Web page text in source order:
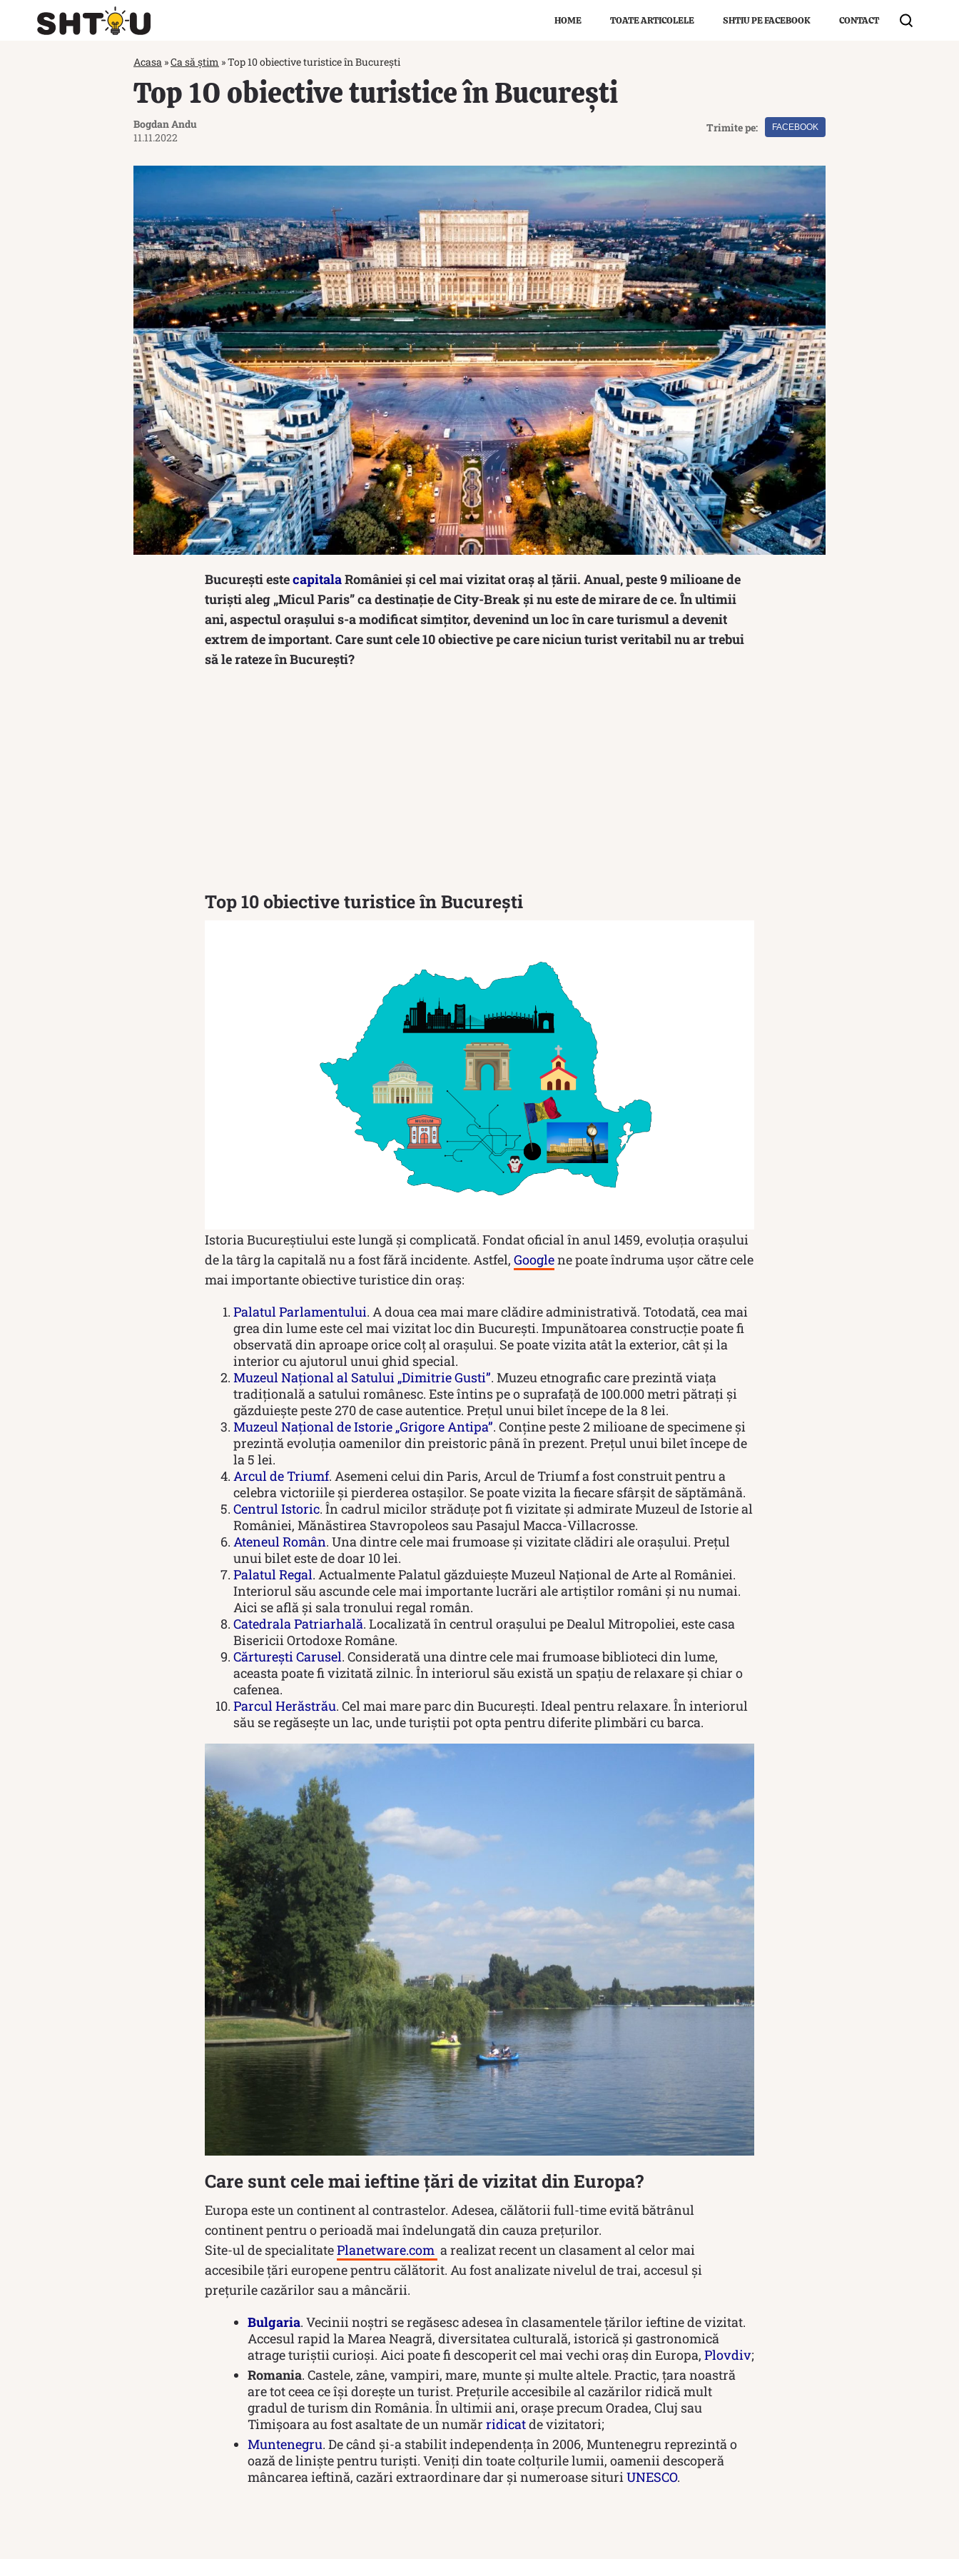
HOME TOATE ARTICOLELE SHTIU PE FACEBOOK CONTACT
Acasa »Ca să știm »Top 10 obiective turistice în București
Top 10 obiective turistice în București
Bogdan Andu
11.11.2022
Trimite pe: FACEBOOK
București estecapitalaRomâniei și cel mai vizitat oraș al țării. Anual, peste 9 milioane de
turiști aleg „Micul Paris” ca destinație de City-Break și nu este de mirare de ce. În ultimii
ani, aspectul orașului s-a modificat simțitor, devenind un loc în care turismul a devenit
extrem de important. Care sunt cele 10 obiective pe care niciun turist veritabil nu ar trebui
să le rateze în București?
Top 10 obiective turistice în București
Istoria Bucureștiului este lungă și complicată. Fondat oficial în anul 1459, evoluția orașului
de la târg la capitală nu a fost fără incidente. Astfel, Googlene poate îndruma ușor către cele
mai importante obiective turistice din oraș:
Palatul Parlamentului. A doua cea mai mare clădire administrativă. Totodată, cea mai
grea din lume este cel mai vizitat loc din București. Impunătoarea construcție poate fi
observată din aproape orice colț al orașului. Se poate vizita atât la exterior, cât și la
interior cu ajutorul unui ghid special.
Muzeul Național al Satului „Dimitrie Gusti”. Muzeu etnografic care prezintă viața
tradițională a satului românesc. Este întins pe o suprafață de 100.000 metri pătrați și
găzduiește peste 270 de case autentice. Prețul unui bilet începe de la 8 lei.
Muzeul Național de Istorie „Grigore Antipa”. Conține peste 2 milioane de specimene și
prezintă evoluția oamenilor din preistoric până în prezent. Prețul unui bilet începe de
la 5 lei.
Arcul de Triumf. Asemeni celui din Paris, Arcul de Triumf a fost construit pentru a
celebra victoriile și pierderea ostașilor. Se poate vizita la fiecare sfârșit de săptămână.
Centrul Istoric. În cadrul micilor străduțe pot fi vizitate și admirate Muzeul de Istorie al
României, Mănăstirea Stavropoleos sau Pasajul Macca-Villacrosse.
Ateneul Român. Una dintre cele mai frumoase și vizitate clădiri ale orașului. Prețul
unui bilet este de doar 10 lei.
Palatul Regal. Actualmente Palatul găzduiește Muzeul Național de Arte al României.
Interiorul său ascunde cele mai importante lucrări ale artiștilor români și nu numai.
Aici se află și sala tronului regal român.
Catedrala Patriarhală. Localizată în centrul orașului pe Dealul Mitropoliei, este casa
Bisericii Ortodoxe Române.
Cărturești Carusel. Considerată una dintre cele mai frumoase biblioteci din lume,
aceasta poate fi vizitată zilnic. În interiorul său există un spațiu de relaxare și chiar o
cafenea.
Parcul Herăstrău. Cel mai mare parc din București. Ideal pentru relaxare. În interiorul
său se regăsește un lac, unde turiștii pot opta pentru diferite plimbări cu barca.
Care sunt cele mai ieftine țări de vizitat din Europa?
Europa este un continent al contrastelor. Adesea, călătorii full-time evită bătrânul
continent pentru o perioadă mai îndelungată din cauza prețurilor.
Site-ul de specialitatePlanetware.com a realizat recent un clasament al celor mai
accesibile țări europene pentru călătorit. Au fost analizate nivelul de trai, accesul și
prețurile cazărilor sau a mâncării.
Bulgaria. Vecinii noștri se regăsesc adesea în clasamentele țărilor ieftine de vizitat.
Accesul rapid la Marea Neagră, diversitatea culturală, istorică și gastronomică
atrage turiștii curioși. Aici poate fi descoperit cel mai vechi oraș din Europa, Plovdiv;
Romania. Castele, zâne, vampiri, mare, munte și multe altele. Practic, țara noastră
are tot ceea ce își dorește un turist. Prețurile accesibile al cazărilor ridică mult
gradul de turism din România. În ultimii ani, orașe precum Oradea, Cluj sau
Timișoara au fost asaltate de un număr ridicatde vizitatori;
Muntenegru. De când și-a stabilit independența în 2006, Muntenegru reprezintă o
oază de liniște pentru turiști. Veniți din toate colțurile lumii, oamenii descoperă
mâncarea ieftină, cazări extraordinare dar și numeroase situriUNESCO.